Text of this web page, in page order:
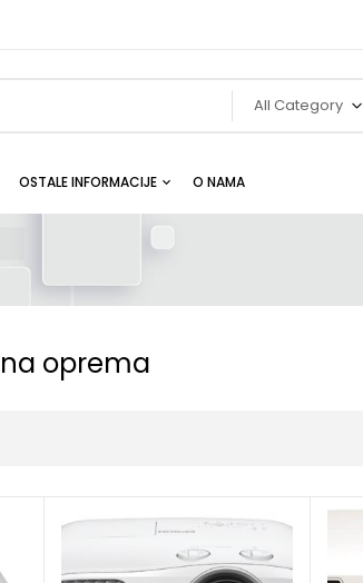
All Category
OSTALE INFORMACIJE O NAMA
oprema